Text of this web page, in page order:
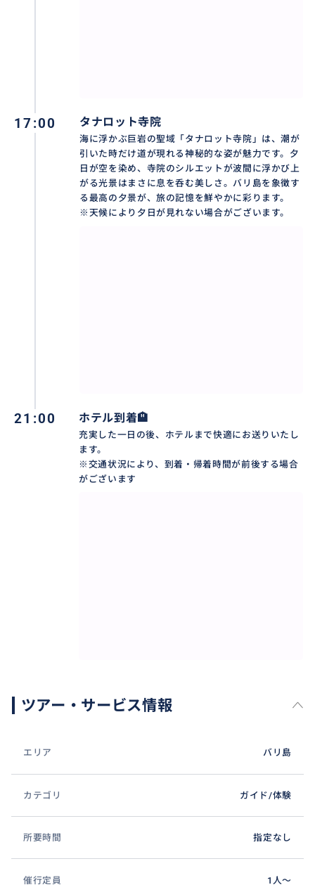
石造りの噴水口から絶え間なく溢れ出すのは、地底か
ら湧き出る濁りのない聖水。地元の人々に倣い、手を
合わせ、祈りを捧げながら、その清らかな水を頭から
全身に浴びていきます。
項を伝う水の冷たさが、日々のストレスや心の澱（お
り）を一つずつ丁寧に洗い流し、五感が研ぎ澄まされ
おすすめ
リ島を代表する神秘的な聖域です。潮が満ちれば孤島
きるその姿は、自然と信仰が調和した芸術的な美し
は、息を呑むほど神々しい絶景です。寄せては返す波
の音と共に、旅の終わりを彩る最高のフィナーレをご
堪能ください。
17:00 タナロット寺院
海に浮かぶ巨岩の聖域「タナロット寺院」は、潮が
引いた時だけ道が現れる神秘的な姿が魅力です。夕
日が空を染め、寺院のシルエットが波間に浮かび上
がる光景はまさに息を呑む美しさ。バリ島を象徴す
る最高の夕景が、旅の記憶を鮮やかに彩ります。
※天候により夕日が見れない場合がございます。
21:00 ホテル到着🏨
充実した一日の後、ホテルまで快適にお送りいたし
ます。
※交通状況により、到着・帰着時間が前後する場合
がございます
ツアー・サービス情報
エリア バリ島
カテゴリ ガイド/体験
所要時間 指定なし
催行定員 1人〜